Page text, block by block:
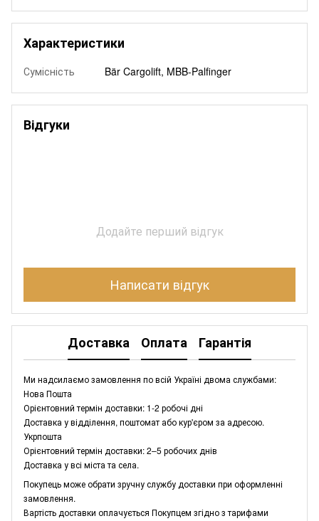
Характеристики
Сумісність Bär Cargolift, MBB-Palfinger
Відгуки
Додайте перший відгук
Написати відгук
Доставка Оплата Гарантія
Ми надсилаємо замовлення по всій Україні двома службами:
Нова Пошта
Орієнтовний термін доставки: 1-2 робочі дні
Доставка у відділення, поштомат або кур'єром за адресою.
Укрпошта
Орієнтовний термін доставки: 2–5 робочих днів
Доставка у всі міста та села.
Покупець може обрати зручну службу доставки при оформленні
замовлення.
Вартість доставки оплачується Покупцем згідно з тарифами